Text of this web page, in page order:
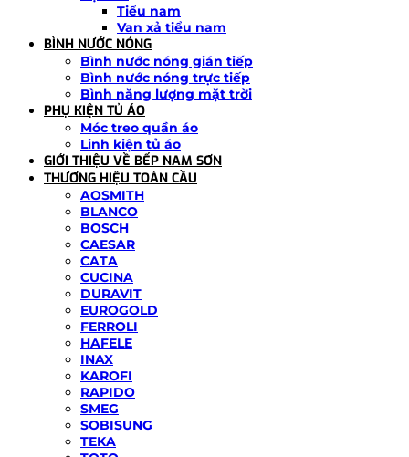
Tiểu nam
Van xả tiểu nam
BÌNH NƯỚC NÓNG
Bình nước nóng gián tiếp
Bình nước nóng trực tiếp
Bình năng lượng mặt trời
PHỤ KIỆN TỦ ÁO
Móc treo quần áo
Linh kiện tủ áo
GIỚI THIỆU VỀ BẾP NAM SƠN
THƯƠNG HIỆU TOÀN CẦU
AOSMITH
BLANCO
BOSCH
CAESAR
CATA
CUCINA
DURAVIT
EUROGOLD
FERROLI
HAFELE
INAX
KAROFI
RAPIDO
SMEG
SOBISUNG
TEKA